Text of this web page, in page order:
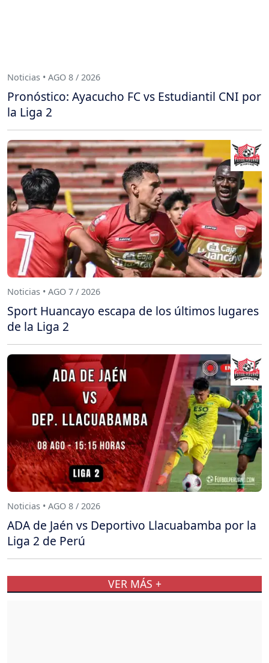
Noticias • AGO 8 / 2026
Pronóstico: Ayacucho FC vs Estudiantil CNI por
la Liga 2
Noticias • AGO 7 / 2026
Sport Huancayo escapa de los últimos lugares
de la Liga 2
Noticias • AGO 8 / 2026
ADA de Jaén vs Deportivo Llacuabamba por la
Liga 2 de Perú
VER MÁS +